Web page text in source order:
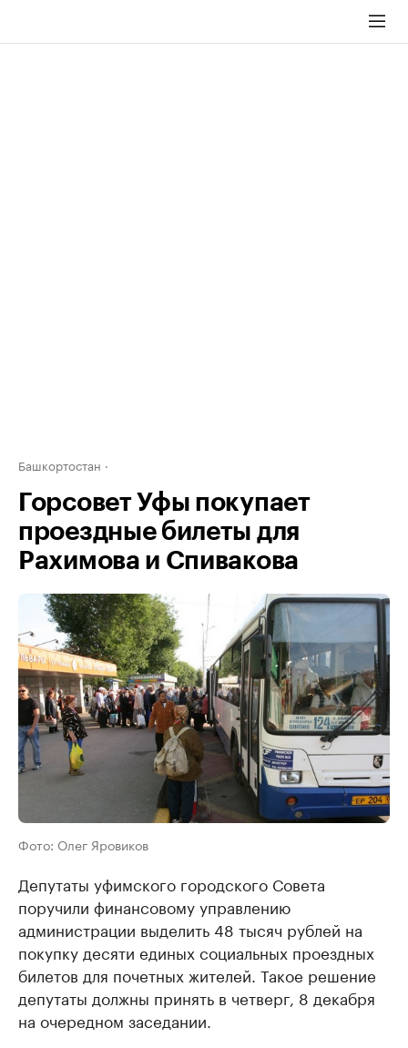
Башкортостан
Горсовет Уфы покупает
проездные билеты для
Рахимова и Спивакова
Фото: Олег Яровиков
Депутаты уфимского городского Совета
поручили финансовому управлению
администрации выделить 48 тысяч рублей на
покупку десяти единых социальных проездных
билетов для почетных жителей. Такое решение
депутаты должны принять в четверг, 8 декабря
на очередном заседании.